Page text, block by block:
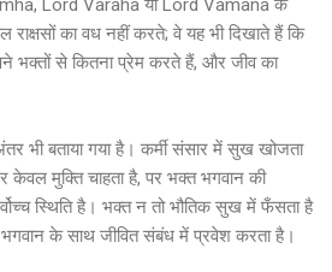
का वध नहीं करते; वे यह भी दिखाते हैं कि
भक्तों से कितना प्रेम करते हैं, और जीव का
भी बताया गया है। कर्मी संसार में सुख खोजता
केवल मुक्ति चाहता है, पर भक्त भगवान की
स्थिति है। भक्त न तो भौतिक सुख में फँसता है
के साथ जीवित संबंध में प्रवेश करता है।